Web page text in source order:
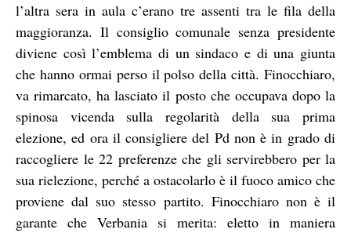
l’altra sera in aula c’erano tre assenti tra le fila della
maggioranza. Il consiglio comunale senza presidente
diviene così l’emblema di un sindaco e di una giunta
che hanno ormai perso il polso della città. Finocchiaro,
va rimarcato, ha lasciato il posto che occupava dopo la
spinosa vicenda sulla regolarità della sua prima
elezione, ed ora il consigliere del Pd non è in grado di
raccogliere le 22 preferenze che gli servirebbero per la
sua rielezione, perché a ostacolarlo è il fuoco amico che
proviene dal suo stesso partito. Finocchiaro non è il
garante che Verbania si merita: eletto in maniera